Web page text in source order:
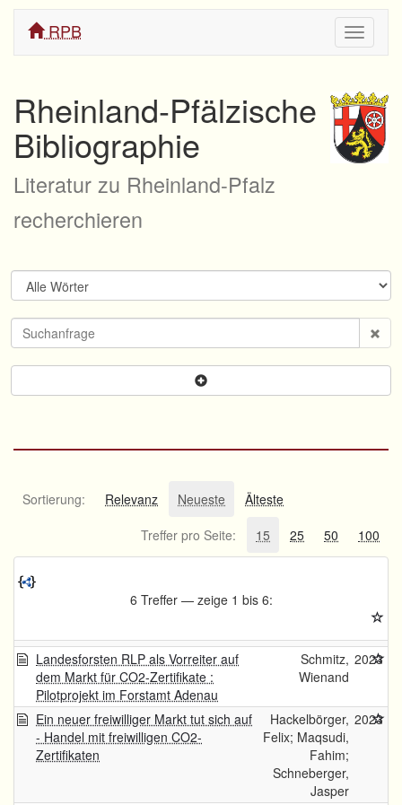
ein/
RPB
Rheinland-Pfälzische
Bibliographie
Literatur zu Rheinland-Pfalz
recherchieren
Sortierung: Relevanz Neueste
Älteste
Treffer pro Seite:
15 25 50 100
6 Treffer — zeige 1 bis 6:
Landesforsten RLP als Vorreiter auf
dem Markt für CO2-Zertifikate :
Pilotprojekt im Forstamt Adenau
Schmitz,
Wienand
2023
Ein neuer freiwilliger Markt tut sich auf
- Handel mit freiwilligen CO2-
Zertifikaten
Hackelbörger,
Felix; Maqsudi,
Fahim;
Schneberger,
Jasper
2023